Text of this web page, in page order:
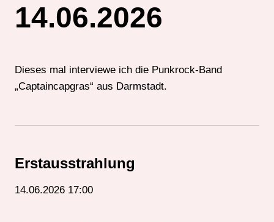
14.06.2026
Dieses mal interviewe ich die Punkrock-Band
„Captaincapgras“ aus Darmstadt.
Erstausstrahlung
14.06.2026 17:00